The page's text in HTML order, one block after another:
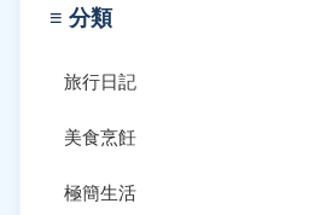
≡ 分類
旅行日記
美食烹飪
極簡生活